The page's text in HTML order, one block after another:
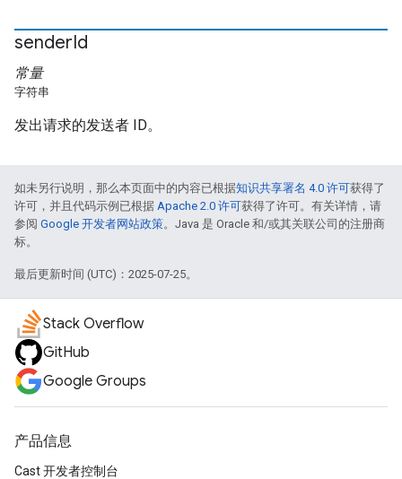
senderId
常量
字符串
发出请求的发送者 ID。
如未另行说明，那么本页面中的内容已根据知识共享署名 4.0 许可获得了
许可，并且代码示例已根据 Apache 2.0 许可获得了许可。有关详情，请
参阅 Google 开发者网站政策。Java 是 Oracle 和/或其关联公司的注册商
标。
最后更新时间 (UTC)：2025-07-25。
Stack Overflow
GitHub
Google Groups
产品信息
Cast 开发者控制台